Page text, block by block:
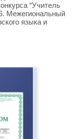
“Учитель
Межегиональный
языка и